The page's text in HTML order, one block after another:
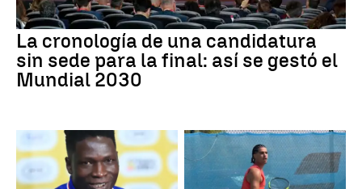
La cronología de una candidatura
sin sede para la final: así se gestó el
Mundial 2030